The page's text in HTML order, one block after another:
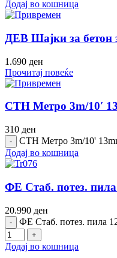
Додај во кошница
ДЕВ Шајки за бетон
1.690 ден
Прочитај повеќе
СТН Метро 3m/10′
310 ден
СТН Метро 3m/10'
Додај во кошница
ФЕ Стаб. потез.
20.990 ден
ФЕ Стаб. потез. пила
Додај во кошница